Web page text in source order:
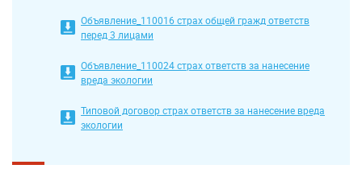
Объявление_110016 страх общей гражд ответств
перед 3 лицами
Объявление_110024 страх ответств за нанесение
вреда экологии
Типовой договор страх ответств за нанесение вреда
экологии